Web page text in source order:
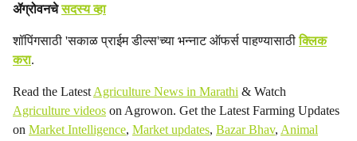
ॲग्रोवनचेसदस्य व्हा
शॉपिंगसाठी 'सकाळ प्राईम डील्स'च्या भन्नाट ऑफर्स पाहण्यासाठीक्लिक
करा.
Read the Latest Agriculture News in Marathi & Watch
Agriculture videos on Agrowon. Get the Latest Farming Updates
on Market Intelligence, Market updates, Bazar Bhav, Animal